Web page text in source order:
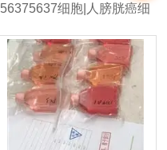
56375637细胞|人膀胱癌细
胞|STR入库